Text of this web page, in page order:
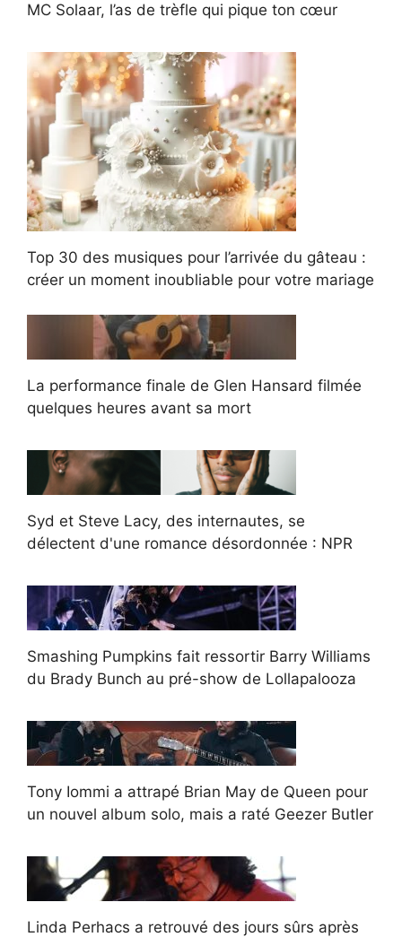
MC Solaar, l’as de trèfle qui pique ton cœur
Top 30 des musiques pour l’arrivée du gâteau :
créer un moment inoubliable pour votre mariage
La performance finale de Glen Hansard filmée
quelques heures avant sa mort
Syd et Steve Lacy, des internautes, se
délectent d'une romance désordonnée : NPR
Smashing Pumpkins fait ressortir Barry Williams
du Brady Bunch au pré-show de Lollapalooza
Tony Iommi a attrapé Brian May de Queen pour
un nouvel album solo, mais a raté Geezer Butler
Linda Perhacs a retrouvé des jours sûrs après